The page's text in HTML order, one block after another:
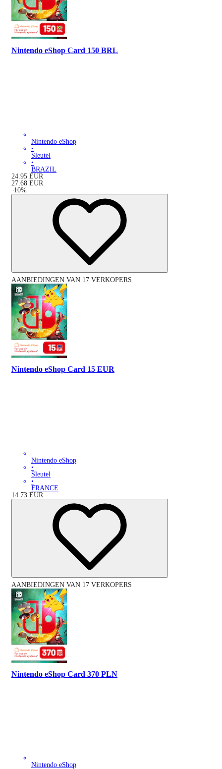
Nintendo eShop Card 150 BRL
Nintendo eShop
•
Sleutel
•
BRAZIL
24.95 EUR
27.68 EUR
-10%
AANBIEDINGEN VAN 17 VERKOPERS
Nintendo eShop Card 15 EUR
Nintendo eShop
•
Sleutel
•
FRANCE
14.73 EUR
AANBIEDINGEN VAN 17 VERKOPERS
Nintendo eShop Card 370 PLN
Nintendo eShop